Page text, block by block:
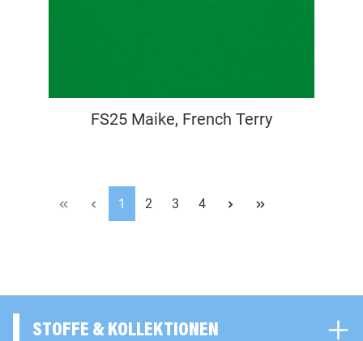
FS25 Maike, French Terry
1 2 3 4
STOFFE & KOLLEKTIONEN